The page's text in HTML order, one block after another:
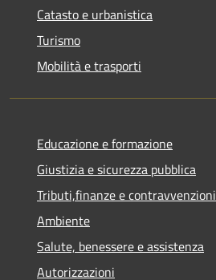
Catasto e urbanistica
Turismo
Mobilità e trasporti
Educazione e formazione
Giustizia e sicurezza pubblica
Tributi,finanze e contravvenzioni
Ambiente
Salute, benessere e assistenza
Autorizzazioni